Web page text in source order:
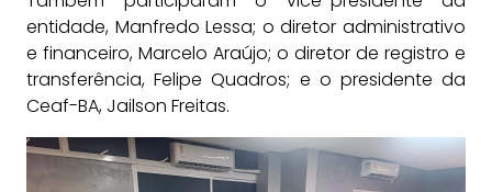
entidade, Manfredo Lessa; o diretor administrativo
e financeiro, Marcelo Araújo; o diretor de registro e
transferência, Felipe Quadros; e o presidente da
Ceaf-BA, Jailson Freitas.